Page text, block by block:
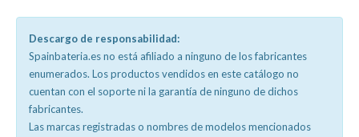
Descargo de responsabilidad:
Spainbateria.es no está afiliado a ninguno de los fabricantes
enumerados. Los productos vendidos en este catálogo no
cuentan con el soporte ni la garantía de ninguno de dichos
fabricantes.
Las marcas registradas o nombres de modelos mencionados